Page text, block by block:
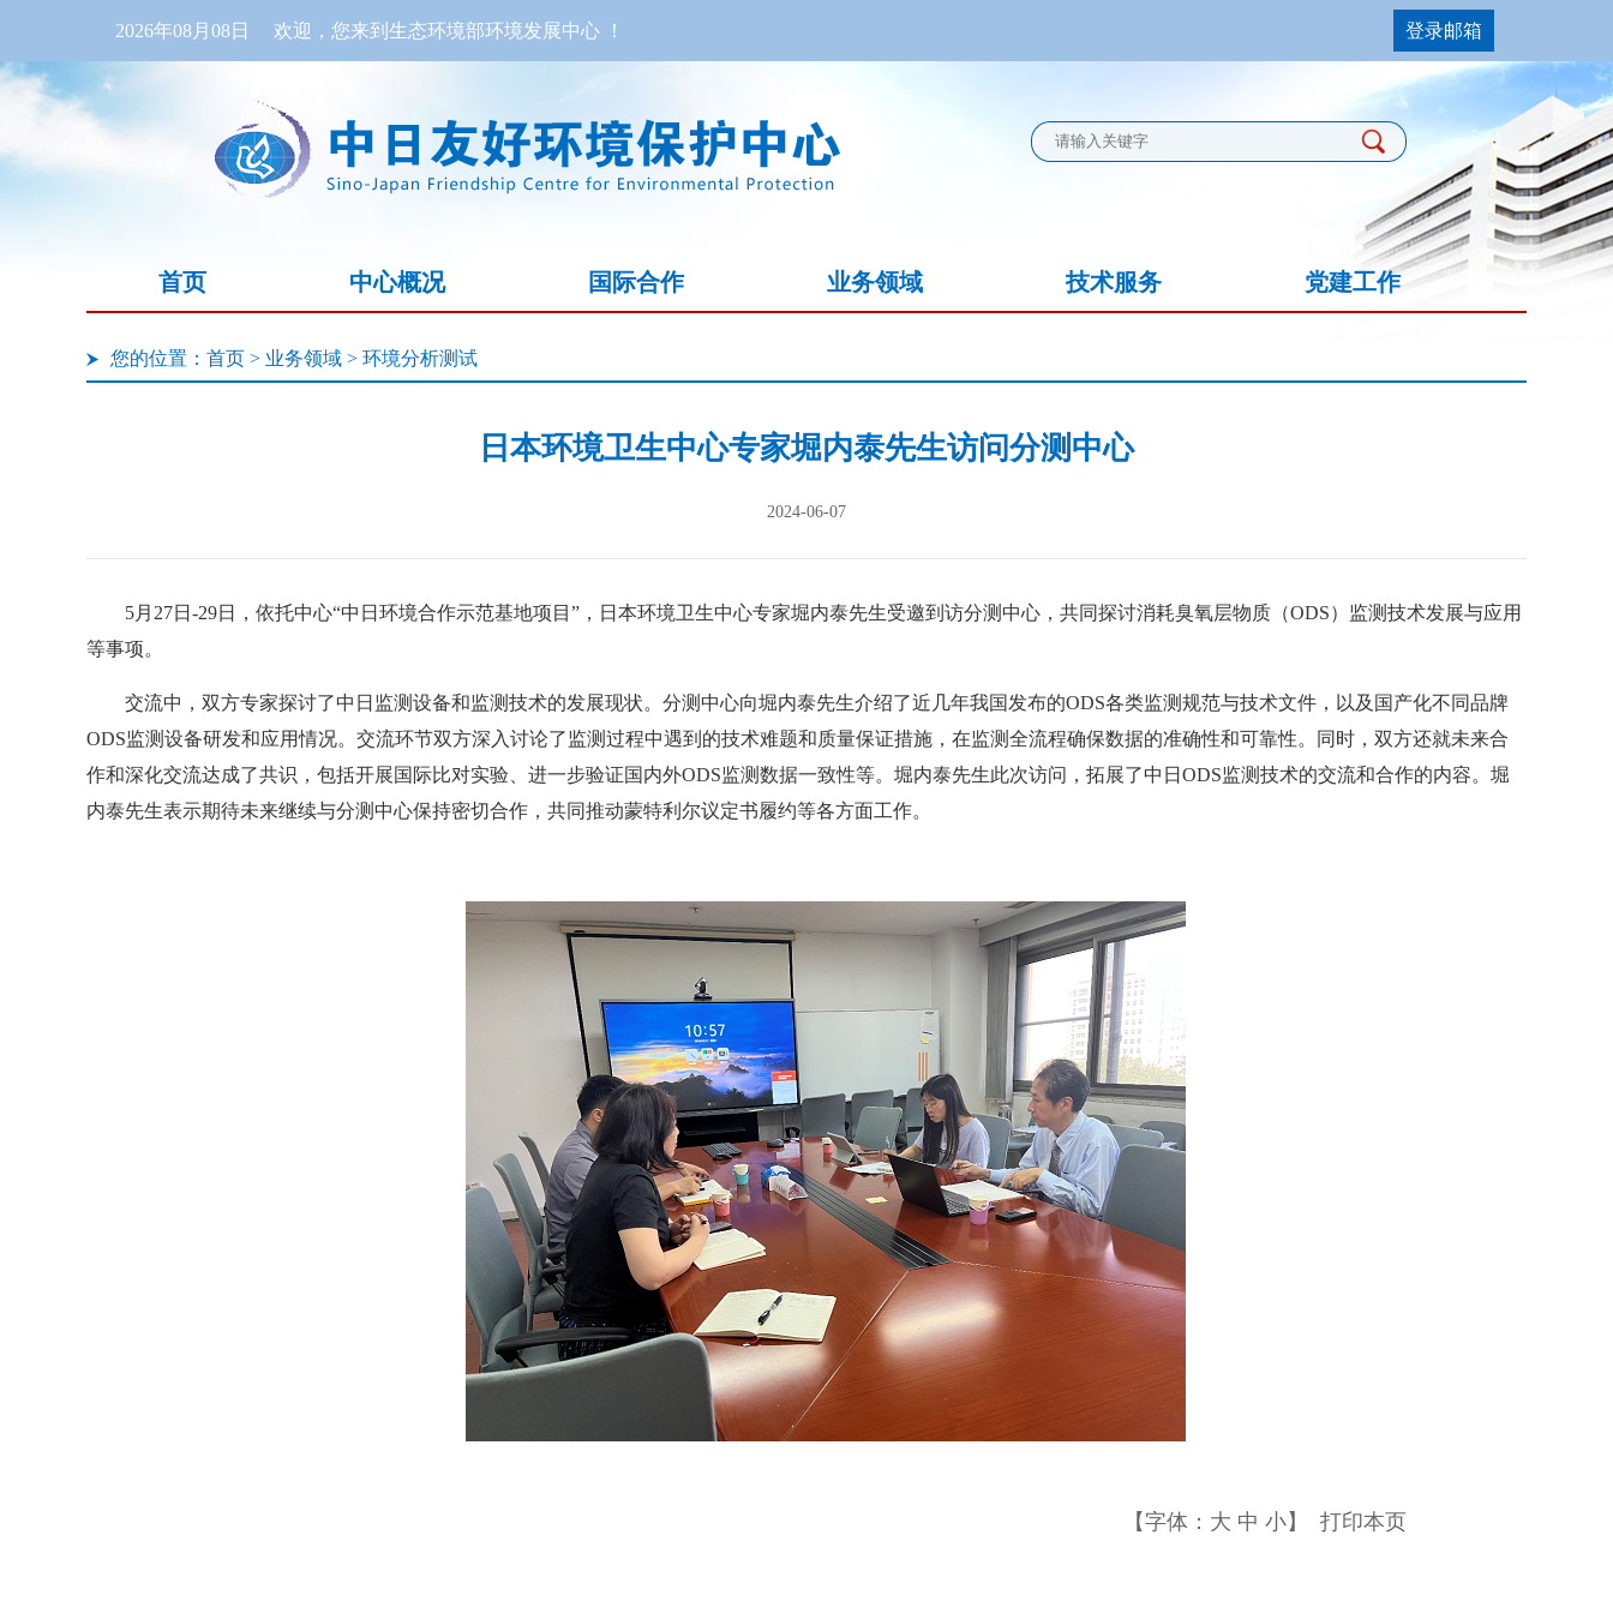
2026年08月08日 欢迎，您来到生态环境部环境发展中心 ！ 登录邮箱
首页 中心概况 国际合作 业务领域 技术服务 党建工作
您的位置： 首页 > 业务领域 > 环境分析测试
日本环境卫生中心专家堀内泰先生访问分测中心
2024-06-07
5月27日-29日，依托中心“中日环境合作示范基地项目”，日本环境卫生中心专家堀内泰先生受邀到访分测中心，共同探讨消耗臭氧层物质（ODS）监测技术发展与应用
等事项。
交流中，双方专家探讨了中日监测设备和监测技术的发展现状。分测中心向堀内泰先生介绍了近几年我国发布的ODS各类监测规范与技术文件，以及国产化不同品牌
ODS监测设备研发和应用情况。交流环节双方深入讨论了监测过程中遇到的技术难题和质量保证措施，在监测全流程确保数据的准确性和可靠性。同时，双方还就未来合
作和深化交流达成了共识，包括开展国际比对实验、进一步验证国内外ODS监测数据一致性等。堀内泰先生此次访问，拓展了中日ODS监测技术的交流和合作的内容。堀
内泰先生表示期待未来继续与分测中心保持密切合作，共同推动蒙特利尔议定书履约等各方面工作。
【字体： 大 中 小】 打印本页